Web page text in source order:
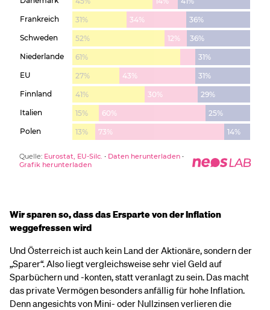
Wir sparen so, dass das Ersparte von der Inflation
weggefressen wird
Und Österreich ist auch kein Land der Aktionäre, sondern der
„Sparer“. Also liegt vergleichsweise sehr viel Geld auf
Sparbüchern und -konten, statt veranlagt zu sein. Das macht
das private Vermögen besonders anfällig für hohe Inflation.
Denn angesichts von Mini- oder Nullzinsen verlieren die